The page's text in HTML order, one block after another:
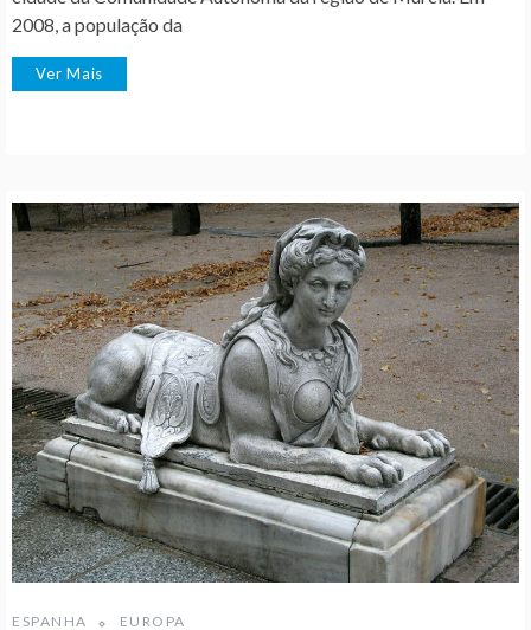
2008, a população da
Ver Mais
ESPANHA EUROPA